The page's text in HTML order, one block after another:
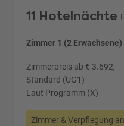
11 Hotelnächte
Zimmer 1 (2 Erwachsene)
Zimmerpreis ab € 3.692,-
Standard (UG1)
Laut Programm (X)
Zimmer & Verpflegung